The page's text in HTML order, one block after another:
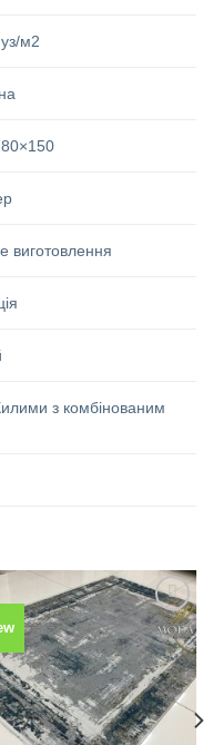
м2
80×150
виготовлення
з комбінованим
Додати
до
обраного